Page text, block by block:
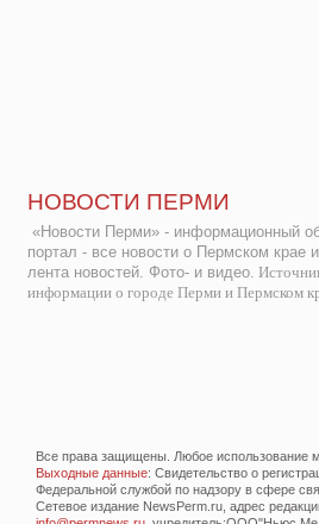
НОВОСТИ ПЕРМИ
«Новости Перми» - информационный
портал - все новости о Пермском крае
лента новостей. Фото- и видео.
информации о городе Перми и Пермском
Все права защищены. Любое использование
Выходные данные: Свидетельство о
Федеральной службой по надзору в сфере
Сетевое издание NewsPerm.ru, адрес